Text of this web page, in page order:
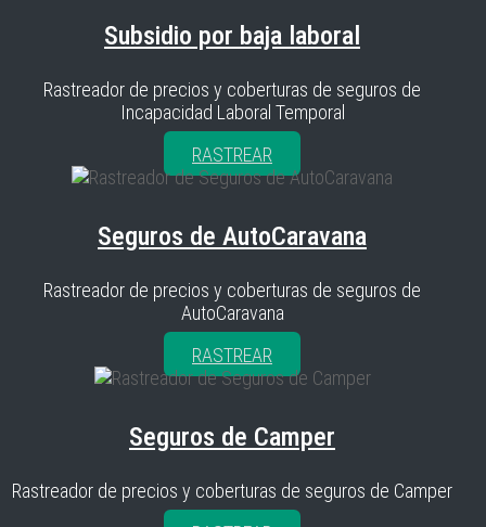
Subsidio por baja laboral
Rastreador de precios y coberturas de seguros de
Incapacidad Laboral Temporal
RASTREAR
Seguros de AutoCaravana
Rastreador de precios y coberturas de seguros de
AutoCaravana
RASTREAR
Seguros de Camper
Rastreador de precios y coberturas de seguros de Camper